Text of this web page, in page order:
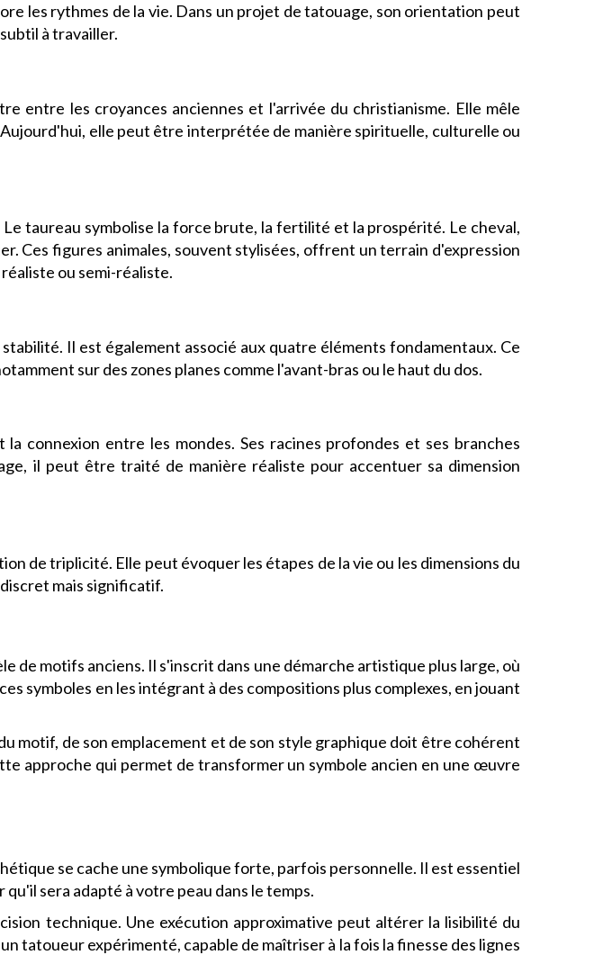
les rythmes de la vie. Dans un projet de tatouage, son orientation peut
à travailler.
entre les croyances anciennes et l'arrivée du christianisme. Elle mêle
elle peut être interprétée de manière spirituelle, culturelle ou
taureau symbolise la force brute, la fertilité et la prospérité. Le cheval,
Ces figures animales, souvent stylisées, offrent un terrain d'expression
ou semi-réaliste.
Il est également associé aux quatre éléments fondamentaux. Ce
sur des zones planes comme l'avant-bras ou le haut du dos.
connexion entre les mondes. Ses racines profondes et ses branches
il peut être traité de manière réaliste pour accentuer sa dimension
de triplicité. Elle peut évoquer les étapes de la vie ou les dimensions du
mais significatif.
motifs anciens. Il s'inscrit dans une démarche artistique plus large, où
en les intégrant à des compositions plus complexes, en jouant
motif, de son emplacement et de son style graphique doit être cohérent
approche qui permet de transformer un symbole ancien en une œuvre
se cache une symbolique forte, parfois personnelle. Il est essentiel
sera adapté à votre peau dans le temps.
technique. Une exécution approximative peut altérer la lisibilité du
tatoueur expérimenté, capable de maîtriser à la fois la finesse des lignes